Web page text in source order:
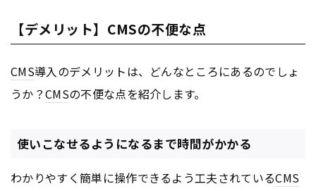
【デメリット】CMSの不便な点
CMS導入のデメリットは、どんなところにあるのでしょ
うか？CMSの不便な点を紹介します。
使いこなせるようになるまで時間がかかる
わかりやすく簡単に操作できるよう工夫されているCMS